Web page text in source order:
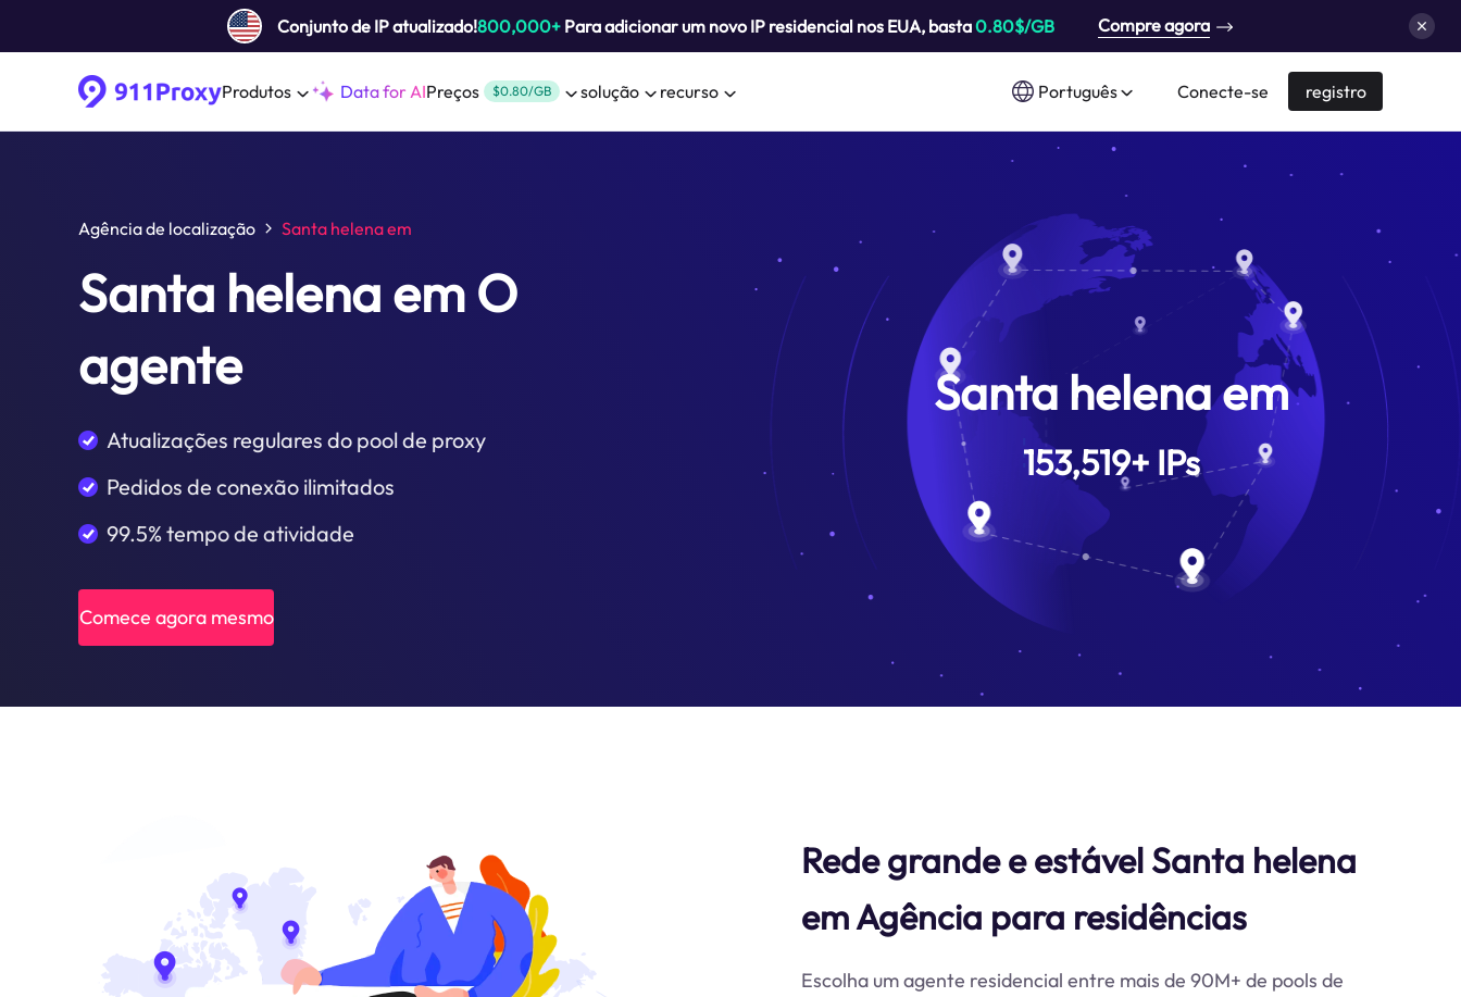
Conjunto de IP atualizado!800,000+ Para adicionar um novo IP residencial nos EUA, basta0.80$/GB Compre agora
Produtos Data for AIPreços $0.80/GB solução recurso Português Conecte-se registro
Agência de localização Santa helena em
Santa helena em O
agente
Atualizações regulares do pool de proxy
Pedidos de conexão ilimitados
99.5% tempo de atividade
Comece agora mesmo
Santa helena em
153,519+ IPs
Rede grande e estável Santa helena
em Agência para residências
Escolha um agente residencial entre mais de 90M+ de pools de